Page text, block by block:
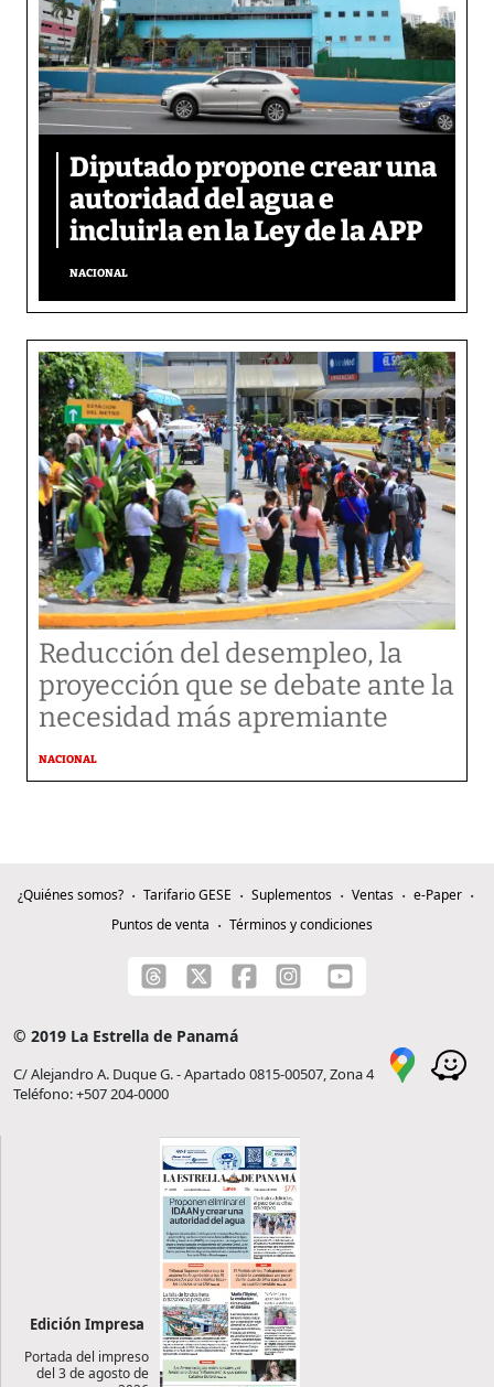
Diputado propone crear una
autoridad del agua e
incluirla en la Ley de la APP
NACIONAL
Reducción del desempleo, la
proyección que se debate ante la
necesidad más apremiante
NACIONAL
¿Quiénes somos? Tarifario GESE Suplementos Ventas
e-Paper
Puntos de venta
Términos y condiciones
© 2019 La Estrella de Panamá
C/ Alejandro A. Duque G. - Apartado 0815-00507, Zona 4
Teléfono: +507 204-0000
Edición Impresa
Portada del impreso
del 3 de agosto de